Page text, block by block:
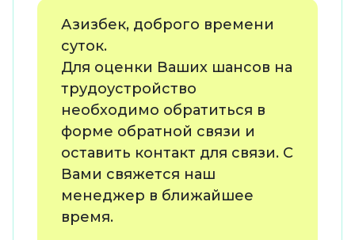
Азизбек, доброго времени
суток.
Для оценки Ваших шансов на
трудоустройство
необходимо обратиться в
форме обратной связи и
оставить контакт для связи. С
Вами свяжется наш
менеджер в ближайшее
время.